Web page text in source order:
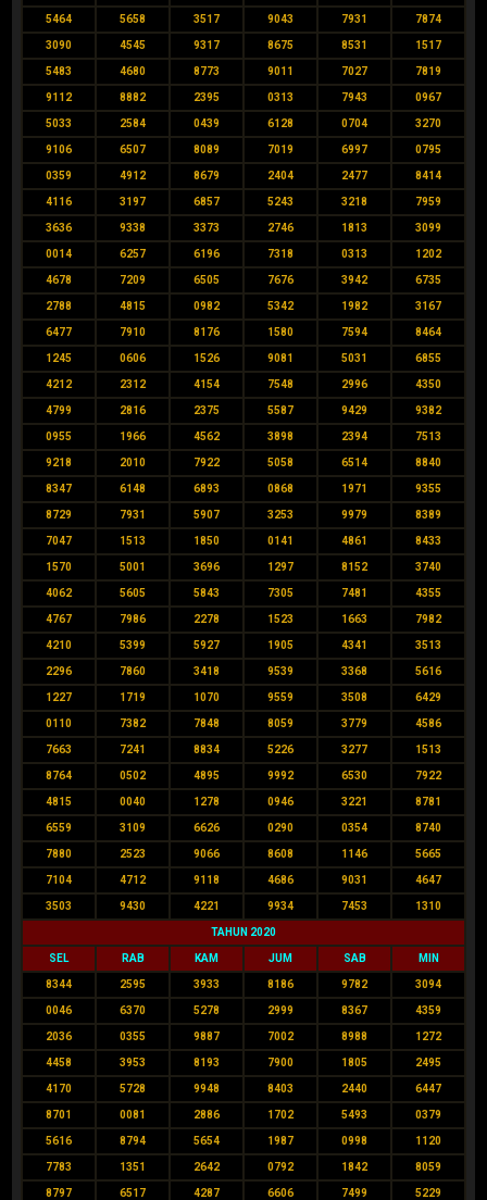
5464 5658 3517 9043 7931 7874
3090 4545 9317 8675 8531 1517
5483 4680 8773 9011 7027 7819
9112 8882 2395 0313 7943 0967
5033 2584 0439 6128 0704 3270
9106 6507 8089 7019 6997 0795
0359 4912 8679 2404 2477 8414
4116 3197 6857 5243 3218 7959
3636 9338 3373 2746 1813 3099
0014 6257 6196 7318 0313 1202
4678 7209 6505 7676 3942 6735
2788 4815 0982 5342 1982 3167
6477 7910 8176 1580 7594 8464
1245 0606 1526 9081 5031 6855
4212 2312 4154 7548 2996 4350
4799 2816 2375 5587 9429 9382
0955 1966 4562 3898 2394 7513
9218 2010 7922 5058 6514 8840
8347 6148 6893 0868 1971 9355
8729 7931 5907 3253 9979 8389
7047 1513 1850 0141 4861 8433
1570 5001 3696 1297 8152 3740
4062 5605 5843 7305 7481 4355
4767 7986 2278 1523 1663 7982
4210 5399 5927 1905 4341 3513
2296 7860 3418 9539 3368 5616
1227 1719 1070 9559 3508 6429
0110 7382 7848 8059 3779 4586
7663 7241 8834 5226 3277 1513
8764 0502 4895 9992 6530 7922
4815 0040 1278 0946 3221 8781
6559 3109 6626 0290 0354 8740
7880 2523 9066 8608 1146 5665
7104 4712 9118 4686 9031 4647
3503 9430 4221 9934 7453 1310
TAHUN 2020
SEL RAB KAM JUM SAB MIN
8344 2595 3933 8186 9782 3094
0046 6370 5278 2999 8367 4359
2036 0355 9887 7002 8988 1272
4458 3953 8193 7900 1805 2495
4170 5728 9948 8403 2440 6447
8701 0081 2886 1702 5493 0379
5616 8794 5654 1987 0998 1120
7783 1351 2642 0792 1842 8059
8797 6517 4287 6606 7499 5229